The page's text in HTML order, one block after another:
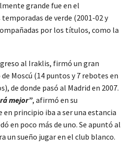
grande fue en el
de verde (2001-02 y
por los títulos, como la
al Iraklis, firmó un gran
Moscú (14 puntos y 7 rebotes en
de donde pasó al Madrid en 2007.
mejor”, afirmó en su
en principio iba a ser una estancia
en poco más de uno. Se apuntó al
un sueño jugar en el club blanco.